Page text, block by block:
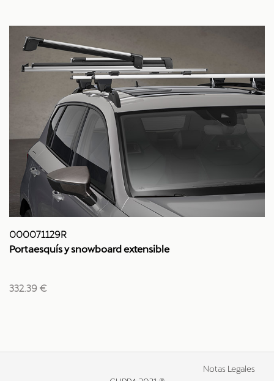
000071129R
Portaesquís y snowboard extensible
332.39 €
Notas Legales